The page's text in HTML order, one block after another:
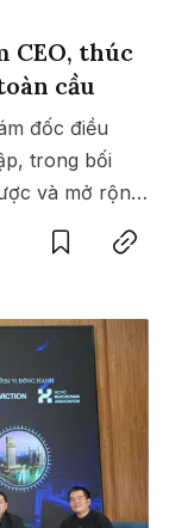
CEO, thúc
cầu
đốc điều
trong bối
và mở rộng
trên hết”
SaveCopy link